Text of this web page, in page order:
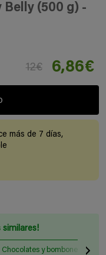
Belly (500 g) -
12€ 6,86€
más de 7 días,
similares!
Chocolates y bombones